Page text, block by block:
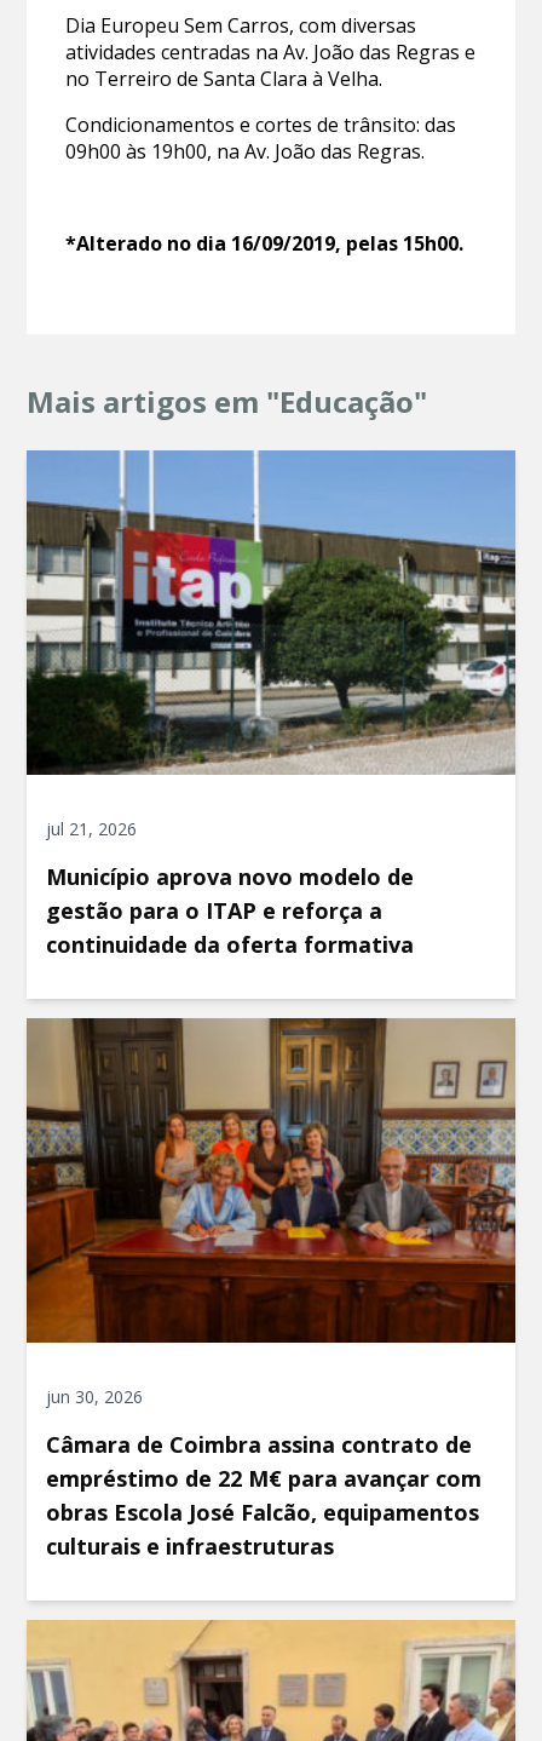
Dia Europeu Sem Carros, com diversas
atividades centradas na Av. João das Regras e
no Terreiro de Santa Clara à Velha.
Condicionamentos e cortes de trânsito: das
09h00 às 19h00, na Av. João das Regras.
*Alterado no dia 16/09/2019, pelas 15h00.
Mais artigos em "Educação"
jul 21, 2026
Município aprova novo modelo de
gestão para o ITAP e reforça a
continuidade da oferta formativa
jun 30, 2026
Câmara de Coimbra assina contrato de
empréstimo de 22 M€ para avançar com
obras Escola José Falcão, equipamentos
culturais e infraestruturas